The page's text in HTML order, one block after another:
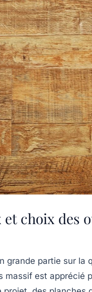
choix des
grande partie sur la
massif est apprécié